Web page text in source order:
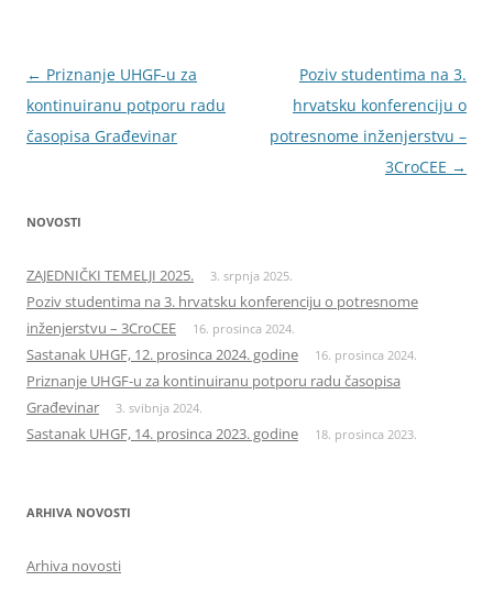
Navigacija
objava
← Priznanje UHGF-u za
kontinuiranu potporu radu
časopisa Građevinar
Poziv studentima na 3.
hrvatsku konferenciju o
potresnome inženjerstvu –
3CroCEE →
NOVOSTI
ZAJEDNIČKI TEMELJI 2025. 3. srpnja 2025.
Poziv studentima na 3. hrvatsku konferenciju o potresnome
inženjerstvu – 3CroCEE
16. prosinca 2024.
Sastanak UHGF, 12. prosinca 2024. godine 16. prosinca 2024.
Priznanje UHGF-u za kontinuiranu potporu radu časopisa
Građevinar
3. svibnja 2024.
Sastanak UHGF, 14. prosinca 2023. godine 18. prosinca 2023.
ARHIVA NOVOSTI
Arhiva novosti